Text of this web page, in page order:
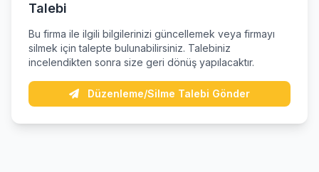
Talebi
Bu firma ile ilgili bilgilerinizi güncellemek veya firmayı
silmek için talepte bulunabilirsiniz. Talebiniz
incelendikten sonra size geri dönüş yapılacaktır.
Düzenleme/Silme Talebi Gönder